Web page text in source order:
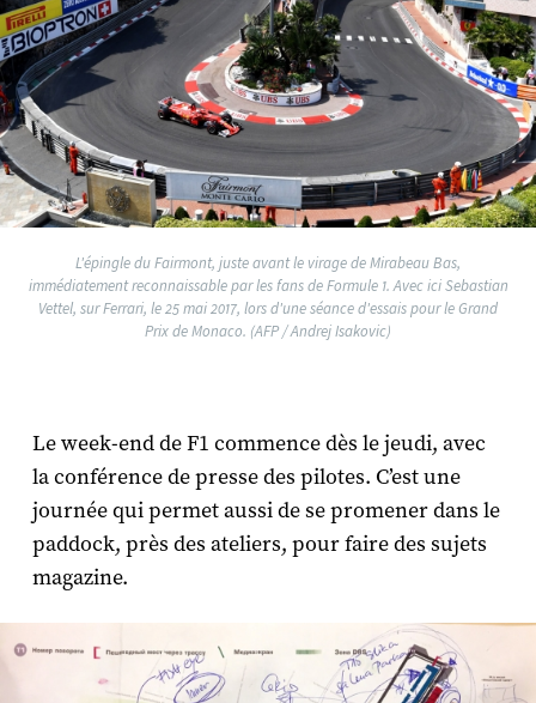
L'épingle du Fairmont, juste avant le virage de Mirabeau Bas,
immédiatement reconnaissable par les fans de Formule 1. Avec ici Sebastian
Vettel, sur Ferrari, le 25 mai 2017, lors d'une séance d'essais pour le Grand
Prix de Monaco. (AFP / Andrej Isakovic)
Le week-end de F1 commence dès le jeudi, avec
la conférence de presse des pilotes. C’est une
journée qui permet aussi de se promener dans le
paddock, près des ateliers, pour faire des sujets
magazine.